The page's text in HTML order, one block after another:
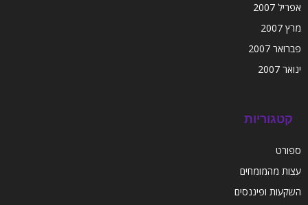
אפריל 2007
מרץ 2007
פברואר 2007
ינואר 2007
קטגוריות
ספורט
עצות מהמומחים
השקעות ופיננסים